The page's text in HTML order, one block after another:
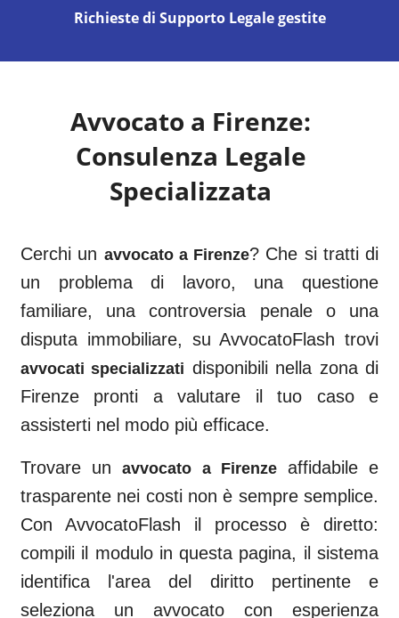
Richieste di Supporto Legale gestite
Avvocato a Firenze:
Consulenza Legale
Specializzata
Cerchi un avvocato a Firenze? Che si tratti di
un problema di lavoro, una questione
familiare, una controversia penale o una
disputa immobiliare, su AvvocatoFlash trovi
avvocati specializzati disponibili nella zona di
Firenze pronti a valutare il tuo caso e
assisterti nel modo più efficace.
Trovare unavvocato a Firenze
affidabile e
trasparente nei costi non è sempre semplice.
Con AvvocatoFlash il processo è diretto:
compili il modulo in questa pagina, il sistema
identifica l'area del diritto pertinente e
seleziona un avvocato con esperienza